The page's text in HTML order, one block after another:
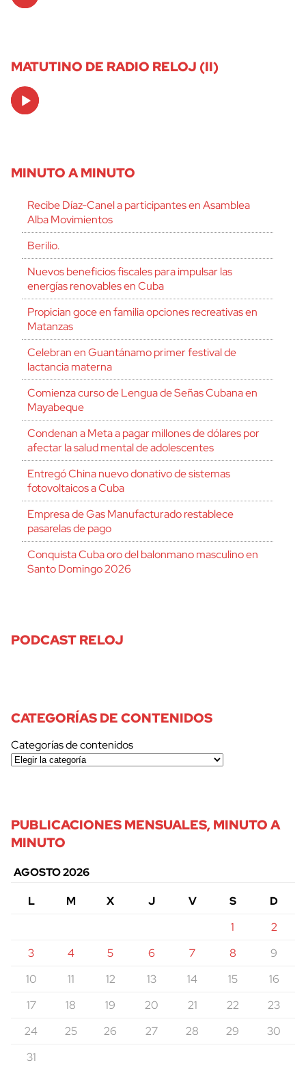
MATUTINO DE RADIO RELOJ (II)
Audio
Player
MINUTO A MINUTO
Recibe Díaz-Canel a participantes en Asamblea
Alba Movimientos
Berilio.
Nuevos beneficios fiscales para impulsar las
energías renovables en Cuba
Propician goce en familia opciones recreativas en
Matanzas
Celebran en Guantánamo primer festival de
lactancia materna
Comienza curso de Lengua de Señas Cubana en
Mayabeque
Condenan a Meta a pagar millones de dólares por
afectar la salud mental de adolescentes
Entregó China nuevo donativo de sistemas
fotovoltaicos a Cuba
Empresa de Gas Manufacturado restablece
pasarelas de pago
Conquista Cuba oro del balonmano masculino en
Santo Domingo 2026
PODCAST RELOJ
CATEGORÍAS DE CONTENIDOS
Categorías de contenidos
PUBLICACIONES MENSUALES, MINUTO A
MINUTO
AGOSTO 2026
L
M X J V S
D
1
2
3
4 5 6 7 8
9
10
11 12 13 14 15
16
17
18 19 20 21 22
23
24
25 26 27 28 29
30
31